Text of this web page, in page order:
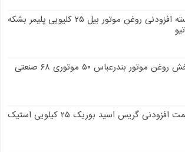
بسته افزودنی روغن موتور بیل ۲۵ کلیویی پلیمر بشکه
موتور بندرعباس ۵۰ موتوری ۶۸ صنعتی
افزودنی گریس اسید بوریک ۲۵ کیلویی استیک